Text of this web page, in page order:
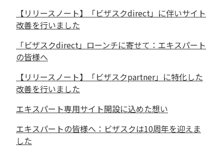
【リリースノート】「ビザスクdirect」に伴いサイト
改善を行いました
「ビザスクdirect」ローンチに寄せて：エキスパート
の皆様へ
【リリースノート】「ビザスクpartner」に特化した
改善を行いました
エキスパート専用サイト開設に込めた想い
エキスパートの皆様へ：ビザスクは10周年を迎えま
した